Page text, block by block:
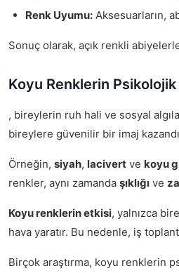
Renk Uyumu: Aksesuarların,
Sonuç olarak, açık renkli
Koyu Renklerin
, bireylerin ruh hali ve sosyal
bireylere güvenilir bir imaj
Örneğin, siyah, lacivert ve koyu
renkler, aynı zamanda şıklığı ve
Koyu renklerin etkisi, yalnızca
hava yaratır. Bu nedenle, iş
Birçok araştırma, koyu renklerin